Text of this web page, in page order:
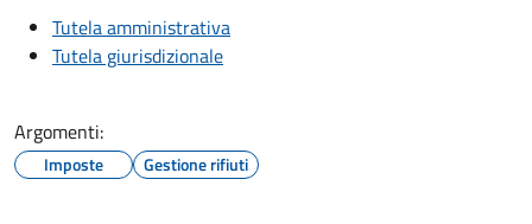
Tutela amministrativa
Tutela giurisdizionale
Argomenti:
Imposte Gestione rifiuti